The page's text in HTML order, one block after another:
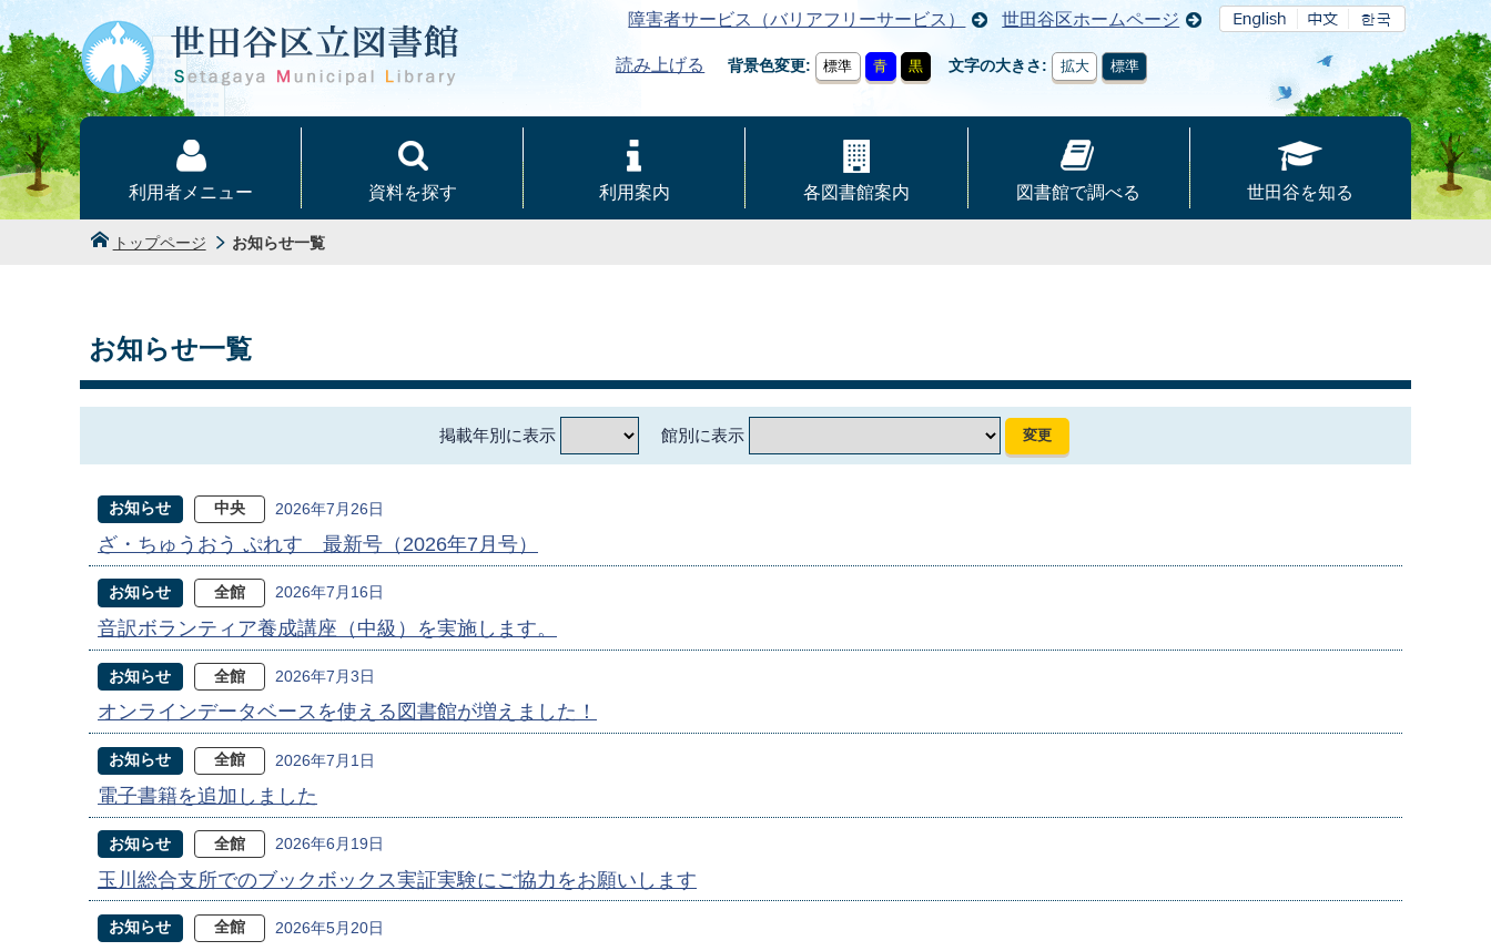
本文へ
障害者サービス（バリアフリーサービス） 世田谷区ホームページ
読み上げる 背景色変更 標準 青 黒 文字の大きさ 拡大 標準
利用者メニュー 資料を探す 利用案内 各図書館案内 図書館で調べる 世田谷を知る
トップページ お知らせ一覧
お知らせ一覧
掲載年別に表示 館別に表示
お知らせ 中央 2026年7月26日
ざ・ちゅうおう ぷれす 最新号（2026年7月号）
お知らせ 全館 2026年7月16日
音訳ボランティア養成講座（中級）を実施します。
お知らせ 全館 2026年7月3日
オンラインデータベースを使える図書館が増えました！
お知らせ 全館 2026年7月1日
電子書籍を追加しました
お知らせ 全館 2026年6月19日
玉川総合支所でのブックボックス実証実験にご協力をお願いします
お知らせ 全館 2026年5月20日